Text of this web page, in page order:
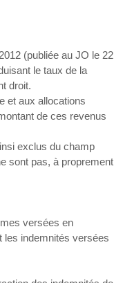
(publiée au JO le 22
le taux de la
droit.
et aux allocations
de ces revenus
exclus du champ
sont pas, à proprement
versées en
les indemnités versées